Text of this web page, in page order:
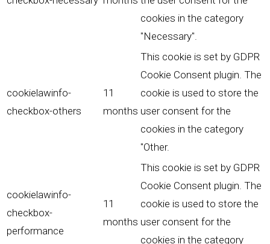
cookies in the category
"Necessary".
cookielawinfo-
checkbox-others
11
months
This cookie is set by GDPR
Cookie Consent plugin. The
cookie is used to store the
user consent for the
cookies in the category
"Other.
cookielawinfo-
checkbox-
performance
11
months
This cookie is set by GDPR
Cookie Consent plugin. The
cookie is used to store the
user consent for the
cookies in the category